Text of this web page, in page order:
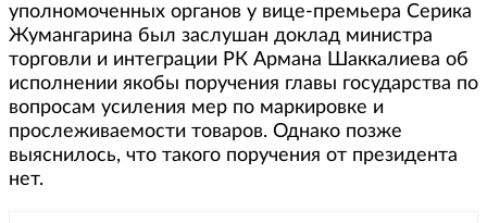
уполномоченных органов у вице-премьера Серика
Жумангарина был заслушан доклад министра
торговли и интеграции РК Армана Шаккалиева об
исполнении якобы поручения главы государства по
вопросам усиления мер по маркировке и
прослеживаемости товаров. Однако позже
выяснилось, что такого поручения от президента
нет.